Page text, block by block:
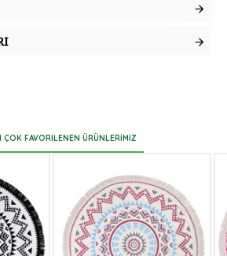
ÇOK FAVORILENEN ÜRÜNLERIMIZ